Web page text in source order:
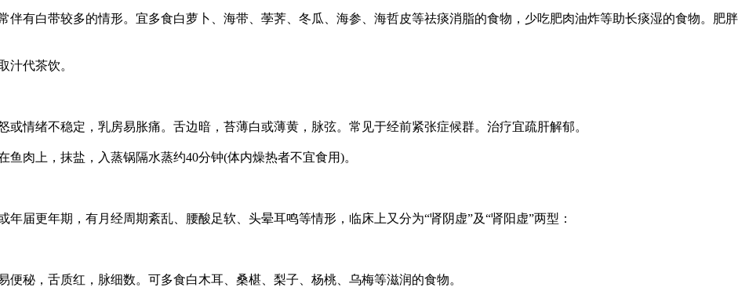
有白带较多的情形。宜多食白萝卜、海带、荸荠、冬瓜、海参、海哲皮等祛痰消脂的食物，少吃肥肉油炸等助长痰湿的食物。肥胖
代茶饮。
绪不稳定，乳房易胀痛。舌边暗，苔薄白或薄黄，脉弦。常见于经前紧张症候群。治疗宜疏肝解郁。
上，抹盐，入蒸锅隔水蒸约40分钟(体内燥热者不宜食用)。
更年期，有月经周期紊乱、腰酸足软、头晕耳鸣等情形，临床上又分为“肾阴虚”及“肾阳虚”两型：
，舌质红，脉细数。可多食白木耳、桑椹、梨子、杨桃、乌梅等滋润的食物。